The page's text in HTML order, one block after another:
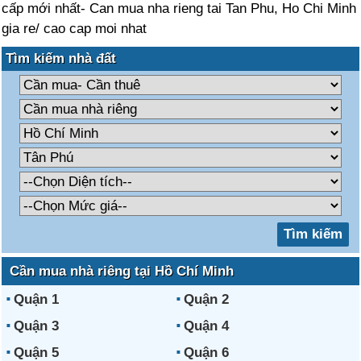
cấp mới nhất- Can mua nha rieng tai Tan Phu, Ho Chi Minh
gia re/ cao cap moi nhat
Tìm kiếm nhà đất
Cần mua nhà riêng tại Hồ Chí Minh
Quận 1
Quận 2
Quận 3
Quận 4
Quận 5
Quận 6